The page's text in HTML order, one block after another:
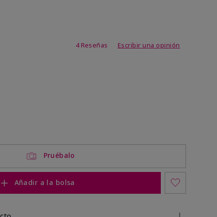
3,1 de 5
4 Reseñas Escribir una opinión
Pruébalo
Añadir a la bolsa